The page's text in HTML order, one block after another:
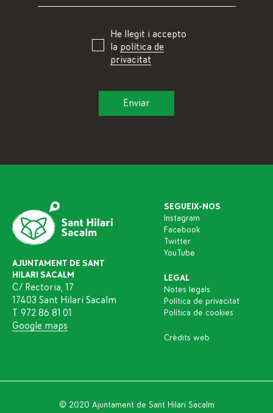
He llegit i accepto
la política de
privacitat
AJUNTAMENT DE SANT
HILARI SACALM
C/ Rectoria, 17
17403 Sant Hilari Sacalm
T. 972 86 81 01
Google maps
SEGUEIX-NOS
Instagram
Facebook
Twitter
YouTube
LEGAL
Notes legals
Política de privacitat
Política de cookies
Crèdits web
© 2020 Ajuntament de Sant Hilari Sacalm